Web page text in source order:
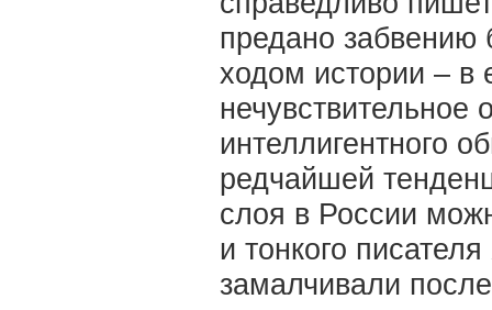
предано забвению
ходом истории – в
нечувствительное
интеллигентного
редчайшей
слоя в России
и тонкого
замалчивали